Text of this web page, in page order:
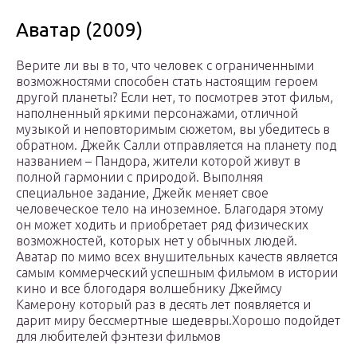
Аватар (2009)
Верите ли вы в то, что человек с ограниченными
возможностями способен стать настоящим героем
другой планеты? Если нет, то посмотрев этот фильм,
наполненный яркими персонажами, отличной
музыкой и неповторимым сюжетом, вы убедитесь в
обратном. Джейк Салли отправляется на планету под
названием – Пандора, жители которой живут в
полной гармонии с природой. Выполняя
специальное задание, Джейк меняет свое
человеческое тело на иноземное. Благодаря этому
он может ходить и приобретает ряд физических
возможностей, которых нет у обычных людей.
Аватар по мимо всех внушительных качеств является
самым коммерческий успешным фильмом в истории
кино и все блогодаря волшебнику Джеймсу
Камерону который раз в десять лет появляется и
дарит миру бессмертные шедевры.Хорошо подойдет
для любителей фэнтези фильмов